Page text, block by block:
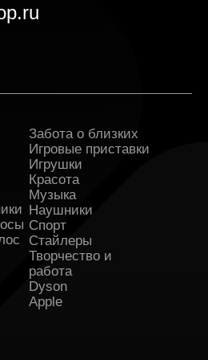
дистрибьюторов. К
гарантийные
Яндекс Станция Лайт в
заказа. Заявка
после оформления и
в службу, которая
На каждом этапе вы
и можете отслеживать
и бонусные предложения.
работает ежедневно и
вопросы до и после
клиентам доступны
и накопительные
и предоставляем купоны
за обновлениями на сайте и
Забота о близких
Игровые приставки
Игрушки
Красота
Музыка
Наушники
Спорт
Стайлеры
Творчество и
работа
Dyson
Apple